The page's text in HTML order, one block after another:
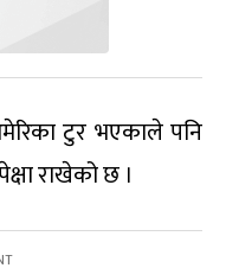
टुर भएकाले पनि
राखेको छ ।